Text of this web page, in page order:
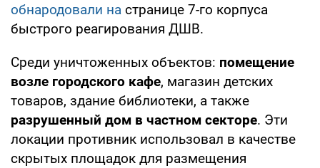
обнародовали на странице 7-го корпуса
быстрого реагирования ДШВ.
Среди уничтоженных объектов: помещение
возле городского кафе, магазин детских
товаров, здание библиотеки, а также
разрушенный дом в частном секторе. Эти
локации противник использовал в качестве
скрытых площадок для размещения